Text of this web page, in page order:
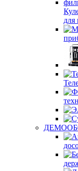
для